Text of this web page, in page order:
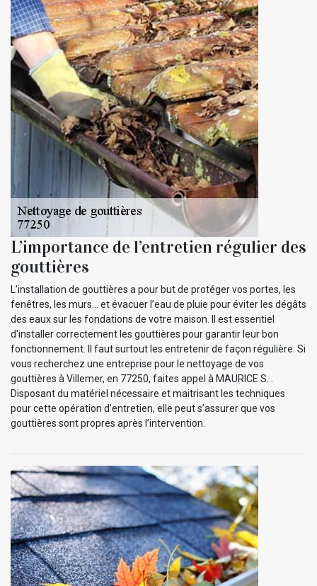
L’importance de l’entretien régulier des
gouttières
L’installation de gouttières a pour but de protéger vos portes, les
fenêtres, les murs… et évacuer l’eau de pluie pour éviter les dégâts
des eaux sur les fondations de votre maison. Il est essentiel
d'installer correctement les gouttières pour garantir leur bon
fonctionnement. Il faut surtout les entretenir de façon régulière. Si
vous recherchez une entreprise pour le nettoyage de vos
gouttières à Villemer, en 77250, faites appel à MAURICE S. .
Disposant du matériel nécessaire et maitrisant les techniques
pour cette opération d’entretien, elle peut s’assurer que vos
gouttières sont propres après l’intervention.